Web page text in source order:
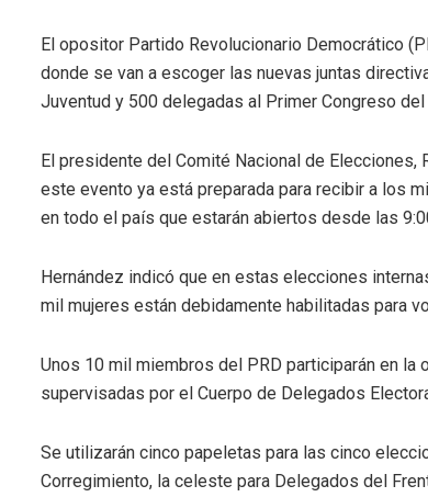
El opositor Partido Revolucionario Democrático
donde se van a escoger las nuevas juntas
Juventud y 500 delegadas al Primer Congreso del
El presidente del Comité Nacional de Elecciones,
este evento ya está preparada para recibir a los
en todo el país que estarán abiertos desde las
Hernández indicó que en estas elecciones
mil mujeres están debidamente habilitadas para
Unos 10 mil miembros del PRD participarán en
supervisadas por el Cuerpo de Delegados
Se utilizarán cinco papeletas para las cinco
Corregimiento, la celeste para Delegados del